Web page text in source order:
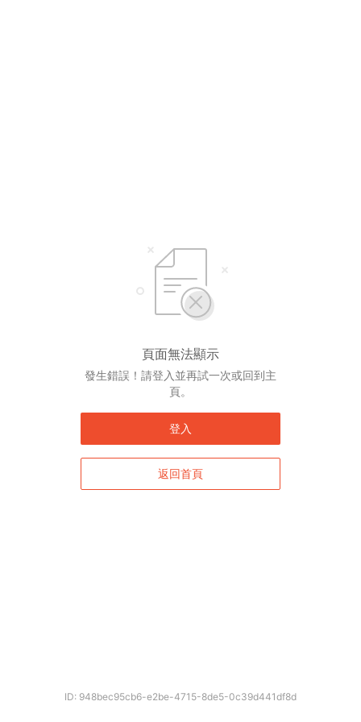
頁面無法顯示
發生錯誤！請登入並再試一次或回到主
頁。
登入
返回首頁
ID: 948bec95cb6-e2be-4715-8de5-0c39d441df8d